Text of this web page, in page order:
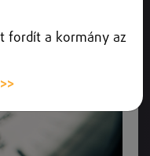
fordít a kormány az